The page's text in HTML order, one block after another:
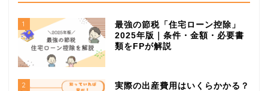
1
最強の節税「住宅ローン控除」
2025年版｜条件・金額・必要書
類をFPが解説
2
実際の出産費用はいくらかかる？